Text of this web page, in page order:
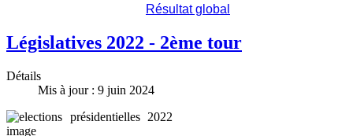
Résultat global
Législatives 2022 - 2ème tour
Détails
Mis à jour : 9 juin 2024